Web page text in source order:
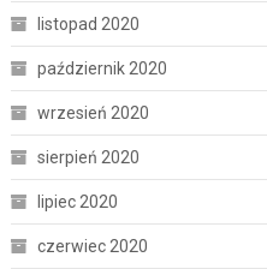
listopad 2020
październik 2020
wrzesień 2020
sierpień 2020
lipiec 2020
czerwiec 2020